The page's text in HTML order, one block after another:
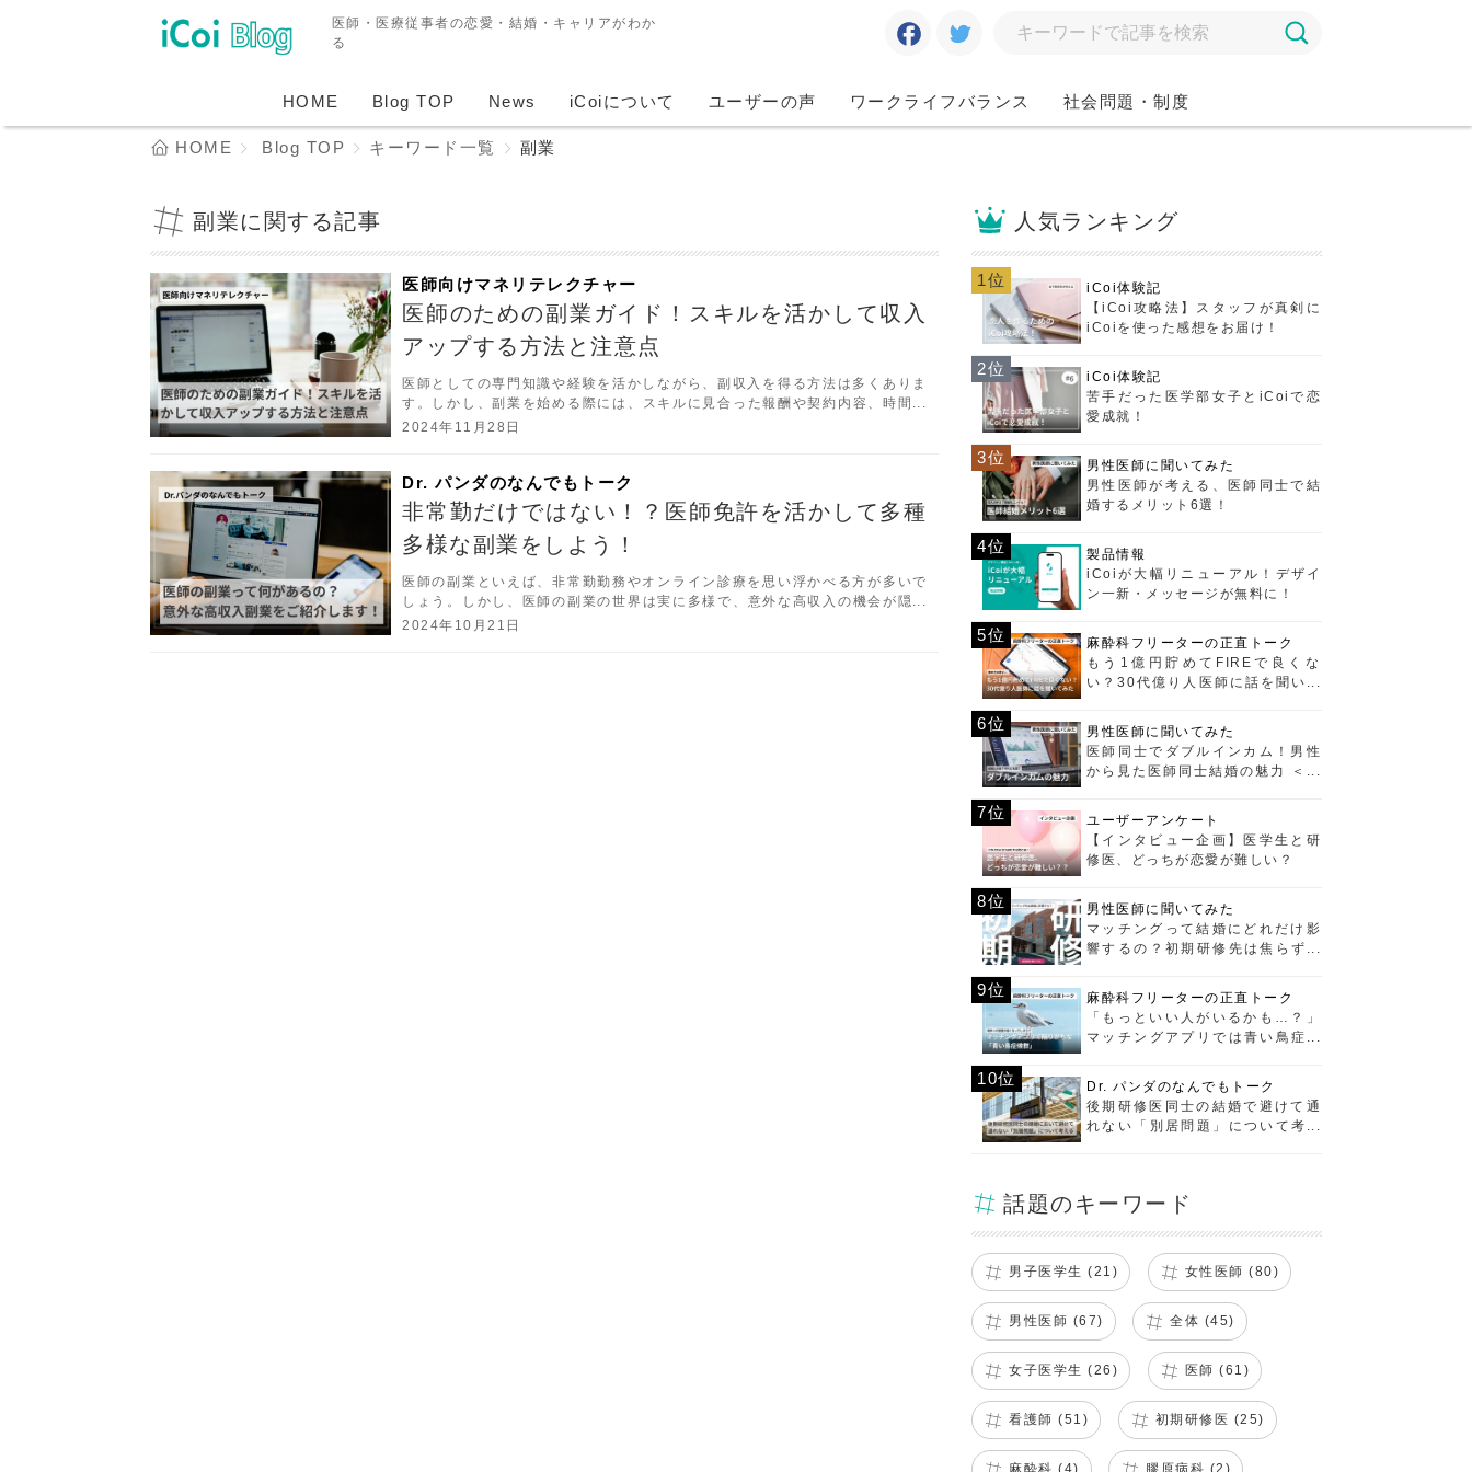
医師・医療従事者の恋愛・結婚・キャリアがわか
る
HOME Blog TOP News iCoiについて ユーザーの声 ワークライフバランス 社会問題・制度
HOME Blog TOP キーワード一覧 副業
副業に関する記事
医師向けマネリテレクチャー
医師のための副業ガイド！スキルを活かして収入
アップする方法と注意点
医師としての専門知識や経験を活かしながら、副収入を得る方法は多くありま
す。しかし、副業を始める際には、スキルに見合った報酬や契約内容、時間の
管理が重要です。本ガイドでは、医師におすすめの副業と、その選び方のポイ
2024年11月28日
Dr. パンダのなんでもトーク
非常勤だけではない！？医師免許を活かして多種
多様な副業をしよう！
医師の副業といえば、非常勤勤務やオンライン診療を思い浮かべる方が多いで
しょう。しかし、医師の副業の世界は実に多様で、意外な高収入の機会が隠れ
ています。本記事では、一般にはあまり知られていない医師の副業の実態に迫
2024年10月21日
人気ランキング
iCoi体験記
【iCoi攻略法】スタッフが真剣に
iCoiを使った感想をお届け！
1位
iCoi体験記
苦手だった医学部女子とiCoiで恋
愛成就！
2位
男性医師に聞いてみた
男性医師が考える、医師同士で結
婚するメリット6選！
3位
製品情報
iCoiが大幅リニューアル！デザイ
ン一新・メッセージが無料に！
4位
麻酔科フリーターの正直トーク
もう1億円貯めてFIREで良くな
い？30代億り人医師に話を聞いて
5位
男性医師に聞いてみた
医師同士でダブルインカム！男性
から見た医師同士結婚の魅力 ＜経
6位
ユーザーアンケート
【インタビュー企画】医学生と研
修医、どっちが恋愛が難しい？
7位
男性医師に聞いてみた
マッチングって結婚にどれだけ影
響するの？初期研修先は焦らず選
8位
麻酔科フリーターの正直トーク
「もっといい人がいるかも…？」
マッチングアプリでは青い鳥症候
9位
Dr. パンダのなんでもトーク
後期研修医同士の結婚で避けて通
れない「別居問題」について考え
10位
話題のキーワード
男子医学生 (21) 女性医師 (80)
男性医師 (67) 全体 (45)
女子医学生 (26) 医師 (61)
看護師 (51) 初期研修医 (25)
麻酔科 (4) 膠原病科 (2)